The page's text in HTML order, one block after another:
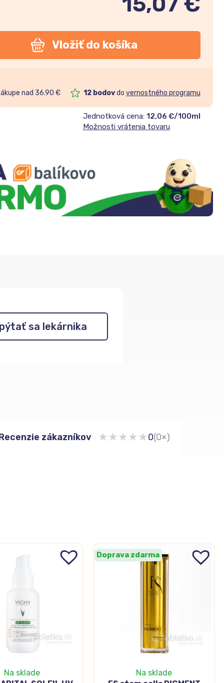
Vložiť do košíka
nad 36.90 € 12 bodovdo vernostného programu
Jednotková cena: 12,06 €/100ml
Možnosti vrátenia tovaru
sa lekárnika
zákazníkov ★★★★★0(0×)
Na sklade
Doprava zdarma
Na sklade